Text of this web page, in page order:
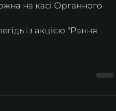
на касі Органного
із акцією "Рання